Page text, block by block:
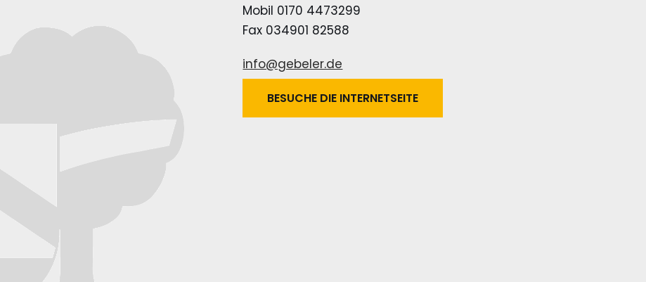
Mobil 0170 4473299
Fax 034901 82588
info@gebeler.de
BESUCHE DIE INTERNETSEITE